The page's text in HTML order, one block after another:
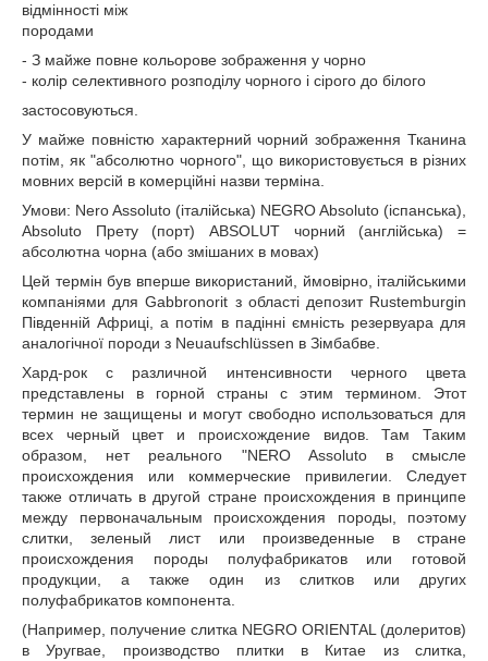
відмінності між
породами
- З майже повне кольорове зображення у чорно
- колір селективного розподілу чорного і сірого до білого
застосовуються.
У майже повністю характерний чорний зображення Тканина
потім, як "абсолютно чорного", що використовується в різних
мовних версій в комерційні назви терміна.
Умови: Nero Assoluto (італійська) NEGRO Absoluto (іспанська),
Absoluto Прету (порт) ABSOLUT чорний (англійська) =
абсолютна чорна (або змішаних в мовах)
Цей термін був вперше використаний, ймовірно, італійськими
компаніями для Gabbronorit з області депозит Rustemburgin
Південній Африці, а потім в падінні ємність резервуара для
аналогічної породи з Neuaufschlüssen в Зімбабве.
Хард-рок с различной интенсивности черного цвета
представлены в горной страны с этим термином. Этот
термин не защищены и могут свободно использоваться для
всех черный цвет и происхождение видов. Там Таким
образом, нет реального "NERO Assoluto в смысле
происхождения или коммерческие привилегии. Следует
также отличать в другой стране происхождения в принципе
между первоначальным происхождения породы, поэтому
слитки, зеленый лист или произведенные в стране
происхождения породы полуфабрикатов или готовой
продукции, а также один из слитков или других
полуфабрикатов компонента.
(Например, получение слитка NEGRO ORIENTAL (долеритов)
в Уругвае, производство плитки в Китае из слитка,